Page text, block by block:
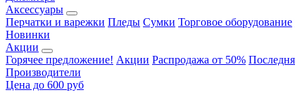
Аксессуары
Перчатки и варежки Пледы Сумки Торговое оборудование
Новинки
Акции
Горячее предложение! Акции Распродажа от 50%
Производители
Цена до 600 руб